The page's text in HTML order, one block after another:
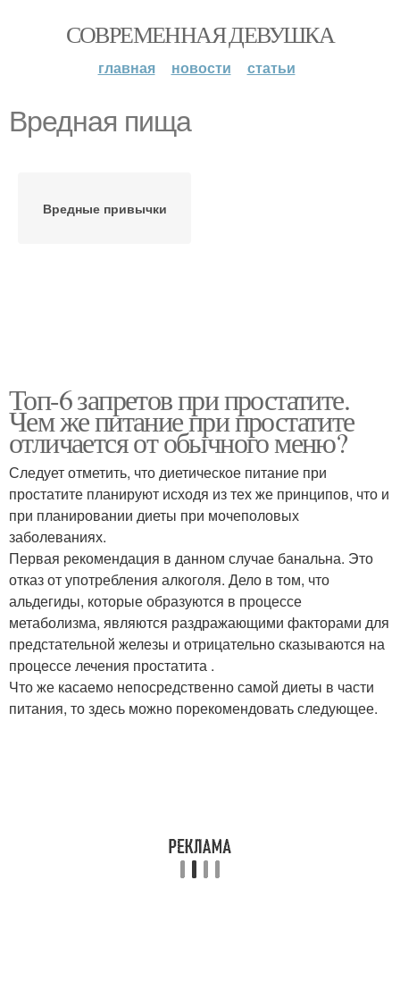
СОВРЕМЕННАЯ ДЕВУШКА
главная новости статьи
Вредная пища
Вредные привычки
Топ-6 запретов при простатите.
Чем же питание при простатите
отличается от обычного меню?
Следует отметить, что диетическое питание при
простатите планируют исходя из тех же принципов, что и
при планировании диеты при мочеполовых
заболеваниях.
Первая рекомендация в данном случае банальна. Это
отказ от употребления алкоголя. Дело в том, что
альдегиды, которые образуются в процессе
метаболизма, являются раздражающими факторами для
предстательной железы и отрицательно сказываются на
процессе лечения простатита .
Что же касаемо непосредственно самой диеты в части
питания, то здесь можно порекомендовать следующее.